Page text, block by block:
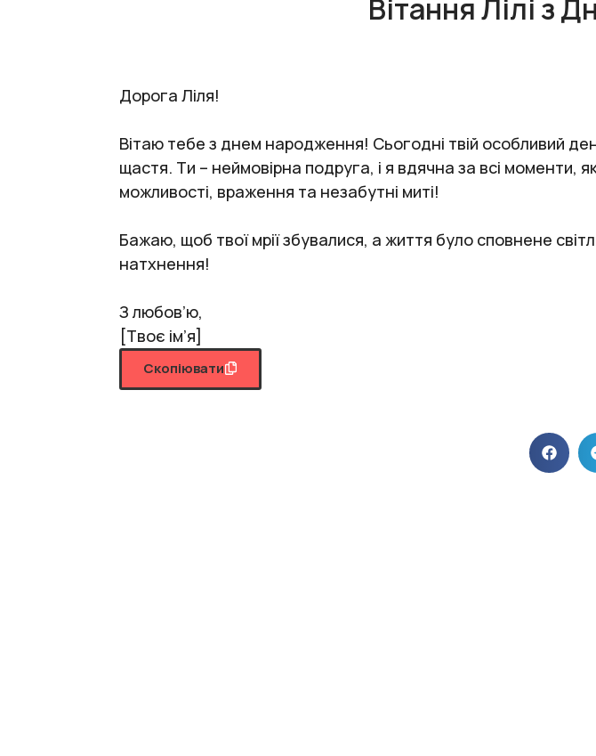
Вітання Лілі з
Дорога Ліля!
Вітаю тебе з днем народження! Сьогодні твій особливий
щастя. Ти – неймовірна подруга, і я вдячна за всі моменти,
можливості, враження та незабутні миті!
Бажаю, щоб твої мрії збувалися, а життя було сповнене
натхнення!
З любов’ю,
[Твоє ім’я]
Скопіювати